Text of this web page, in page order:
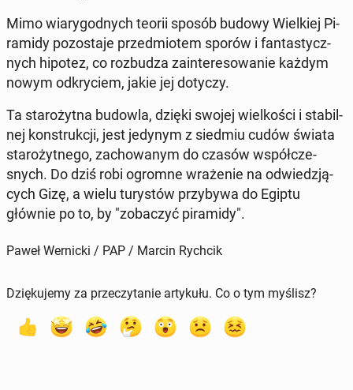
Mimo wia­ry­god­nych teorii sposób budowy Wiel­kiej Pi­
ra­mi­dy po­zo­sta­je przed­mio­tem sporów i fan­ta­stycz­
nych hipotez, co roz­bu­dza za­in­te­re­so­wa­nie każdym
nowym od­kry­ciem, jakie jej dotyczy.
Ta sta­ro­żyt­na budowla, dzięki swojej wiel­ko­ści i sta­bil­
nej kon­struk­cji, jest jedynym z siedmiu cudów świata
sta­ro­żyt­ne­go, za­cho­wa­nym do czasów współ­cze­
snych. Do dziś robi ogromne wra­że­nie na od­wie­dzją­
cych Gizę, a wielu tu­ry­stów przy­by­wa do Egiptu
głównie po to, by "zo­ba­czyć pi­ra­mi­dy".
Paweł Wernicki / PAP / Marcin Rychcik
Dziękujemy za przeczytanie artykułu. Co o tym myślisz?